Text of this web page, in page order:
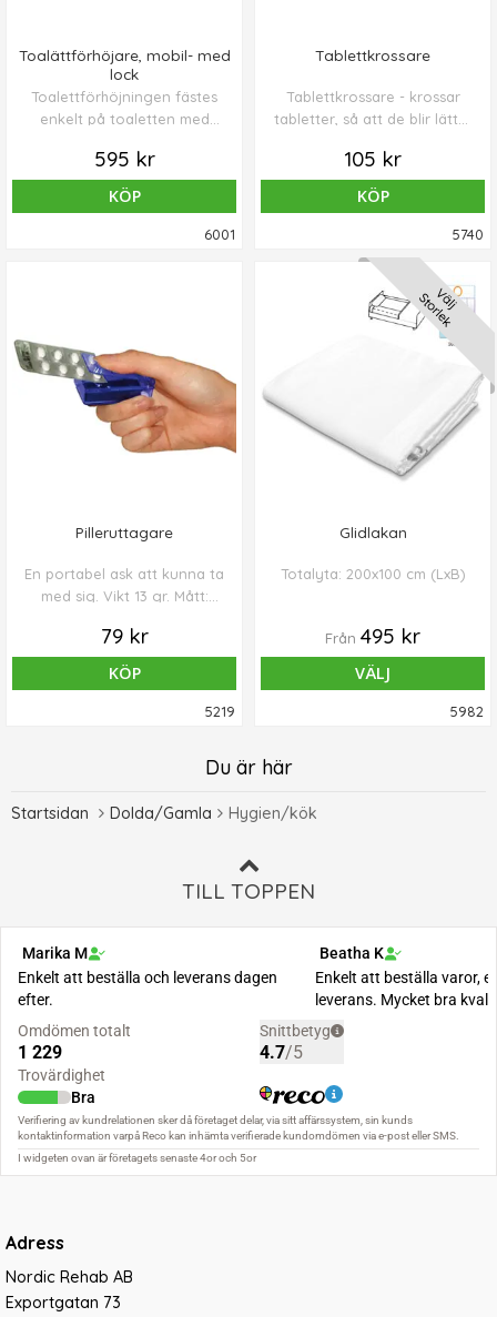
Toalättförhöjare, mobil- med
lock
Toalettförhöjningen fästes
enkelt på toaletten med
sidan.
595 kr
KÖP
6001
Tablettkrossare
Tablettkrossare - krossar
tabletter, så att de blir lättar
den genomskinliga delen.
Den blå överdelen skruvas
så att tabletten krossas.
Båda delarna har bra grepp,
skruva med båda händerna.
105 kr
KÖP
5740
Pilleruttagare
En portabel ask att kunna ta
med sig. Vikt 13 gr. Mått:
79 kr
KÖP
5219
Välj
Storlek
Glidlakan
Totalyta: 200x100 cm (LxB)
Från 495 kr
VÄLJ
5982
Du är här
Startsidan Dolda/Gamla Hygien/kök
TILL TOPPEN
Adress
Nordic Rehab AB
Exportgatan 73